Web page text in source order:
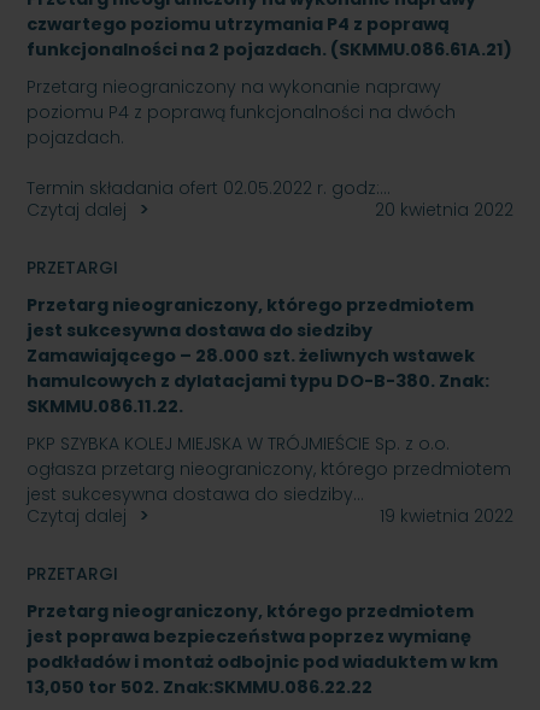
czwartego poziomu utrzymania P4 z poprawą
funkcjonalności na 2 pojazdach. (SKMMU.086.61A.21)
Przetarg nieograniczony na wykonanie naprawy
poziomu P4 z poprawą funkcjonalności na dwóch
pojazdach.
Termin składania ofert 02.05.2022 r. godz:…
Czytaj dalej
20 kwietnia 2022
PRZETARGI
Przetarg nieograniczony, którego przedmiotem
jest sukcesywna dostawa do siedziby
Zamawiającego – 28.000 szt. żeliwnych wstawek
hamulcowych z dylatacjami typu DO-B-380. Znak:
SKMMU.086.11.22.
PKP SZYBKA KOLEJ MIEJSKA W TRÓJMIEŚCIE Sp. z o.o.
ogłasza przetarg nieograniczony, którego przedmiotem
jest sukcesywna dostawa do siedziby…
Czytaj dalej
19 kwietnia 2022
PRZETARGI
Przetarg nieograniczony, którego przedmiotem
jest poprawa bezpieczeństwa poprzez wymianę
podkładów i montaż odbojnic pod wiaduktem w km
13,050 tor 502. Znak:SKMMU.086.22.22